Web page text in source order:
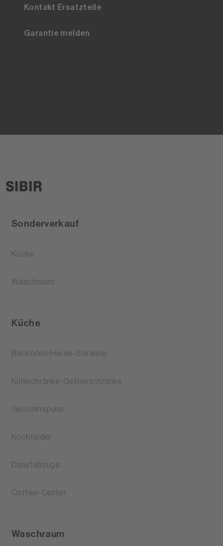
Kontakt Ersatzteile
Garantie melden
Sonderverkauf
Küche
Waschraum
Küche
Backöfen-Herde-Steamer
Kühlschränke-Gefrierschränke
Geschirrspüler
Kochfelder
Dunstabzüge
Coffee-Center
Waschraum